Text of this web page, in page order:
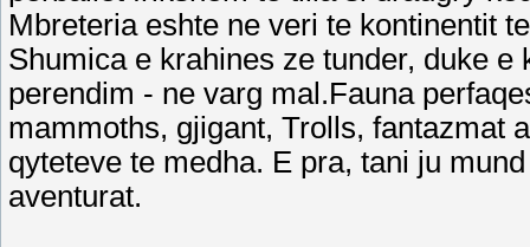
Mbreteria eshte ne veri te kontinentit
Shumica e krahines ze tunder, duke
perendim - ne varg mal.Fauna
mammoths, gjigant, Trolls, fantazmat
qyteteve te medha. E pra, tani ju
aventurat.